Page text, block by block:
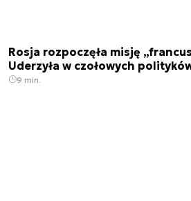
Rosja rozpoczęła misję
Uderzyła w czołowych
9 min.